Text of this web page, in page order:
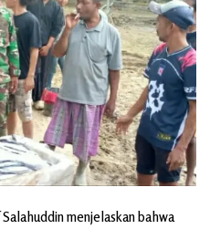
menjelaskan bahwa